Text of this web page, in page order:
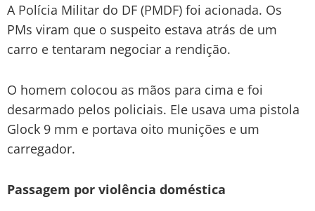
A Polícia Militar do DF (PMDF) foi acionada. Os
PMs viram que o suspeito estava atrás de um
carro e tentaram negociar a rendição.
O homem colocou as mãos para cima e foi
desarmado pelos policiais. Ele usava uma pistola
Glock 9 mm e portava oito munições e um
carregador.
Passagem por violência doméstica